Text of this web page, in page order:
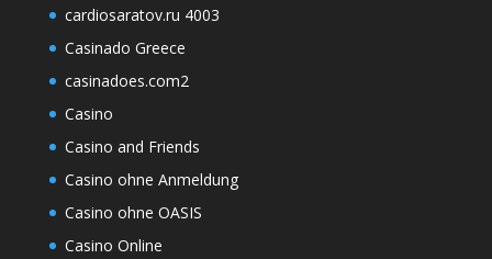
cardiosaratov.ru 4003
Casinado Greece
casinadoes.com2
Casino
Casino and Friends
Casino ohne Anmeldung
Casino ohne OASIS
Casino Online